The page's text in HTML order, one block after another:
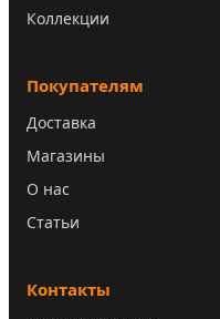
Коллекции
Покупателям
Доставка
Магазины
О нас
Статьи
Контакты